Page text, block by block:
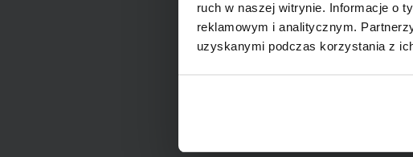
ruch w naszej witrynie. Informacje o
reklamowym i analitycznym.
uzyskanymi podczas korzystania z